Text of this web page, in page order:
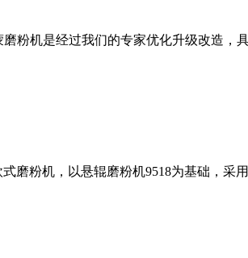
粉机是经过我们的专家优化升级改造，
磨粉机，以悬辊磨粉机9518为基础，采